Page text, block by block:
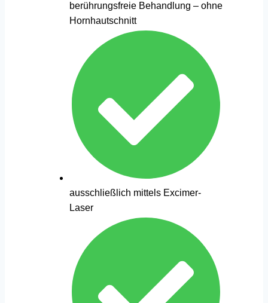
berührungsfreie Behandlung – ohne
Hornhautschnitt
ausschließlich mittels Excimer-
Laser